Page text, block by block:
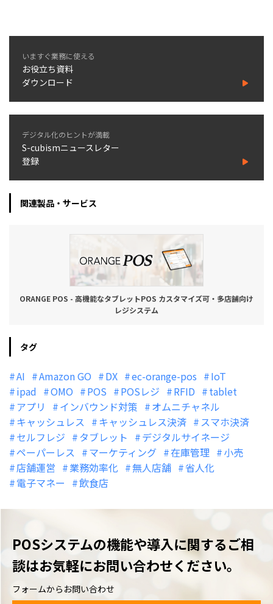
いますぐ業務に使える
お役立ち資料
ダウンロード
デジタル化のヒントが満載
S-cubismニュースレター
登録
関連製品・サービス
ORANGE POS - 高機能なタブレットPOS カスタマイズ可・多店舗向け
レジシステム
タグ
AI Amazon GO DX ec-orange-pos
IoT
ipad
OMO POS POSレジ RFID
tablet
アプリ
インバウンド対策
オムニチャネル
キャッシュレス
キャッシュレス決済
スマホ決済
セルフレジ
タブレット
デジタルサイネージ
ペーパーレス
マーケティング 在庫管理
小売
店舗運営
業務効率化 無人店舗
省人化
電子マネー
飲食店
POSシステムの機能や導入に関するご相
談はお気軽にお問い合わせください。
フォームからお問い合わせ